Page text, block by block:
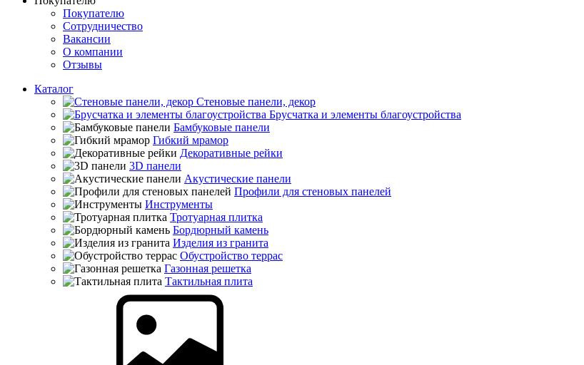
Покупателю
Сотрудничество
Вакансии
О компании
Отзывы
Каталог
Стеновые панели, декор
Брусчатка и элементы благоустройства
Бамбуковые панели
Гибкий мрамор
Декоративные рейки
3D панели
Акустические панели
Профили для стеновых панелей
Инструменты
Тротуарная плитка
Бордюрный камень
Изделия из гранита
Обустройство террас
Газонная решетка
Тактильная плита